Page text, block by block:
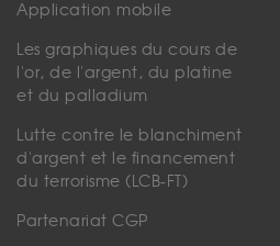
Application mobile
Les graphiques du cours de
l'or, de l'argent, du platine
et du palladium
Lutte contre le blanchiment
d'argent et le financement
du terrorisme (LCB-FT)
Partenariat CGP